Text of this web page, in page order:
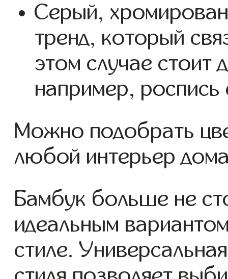
Серый,
тренд, который
этом случае стоит
например, роспись
Можно подобрать
любой интерьер
Бамбук больше не
идеальным
стиле.